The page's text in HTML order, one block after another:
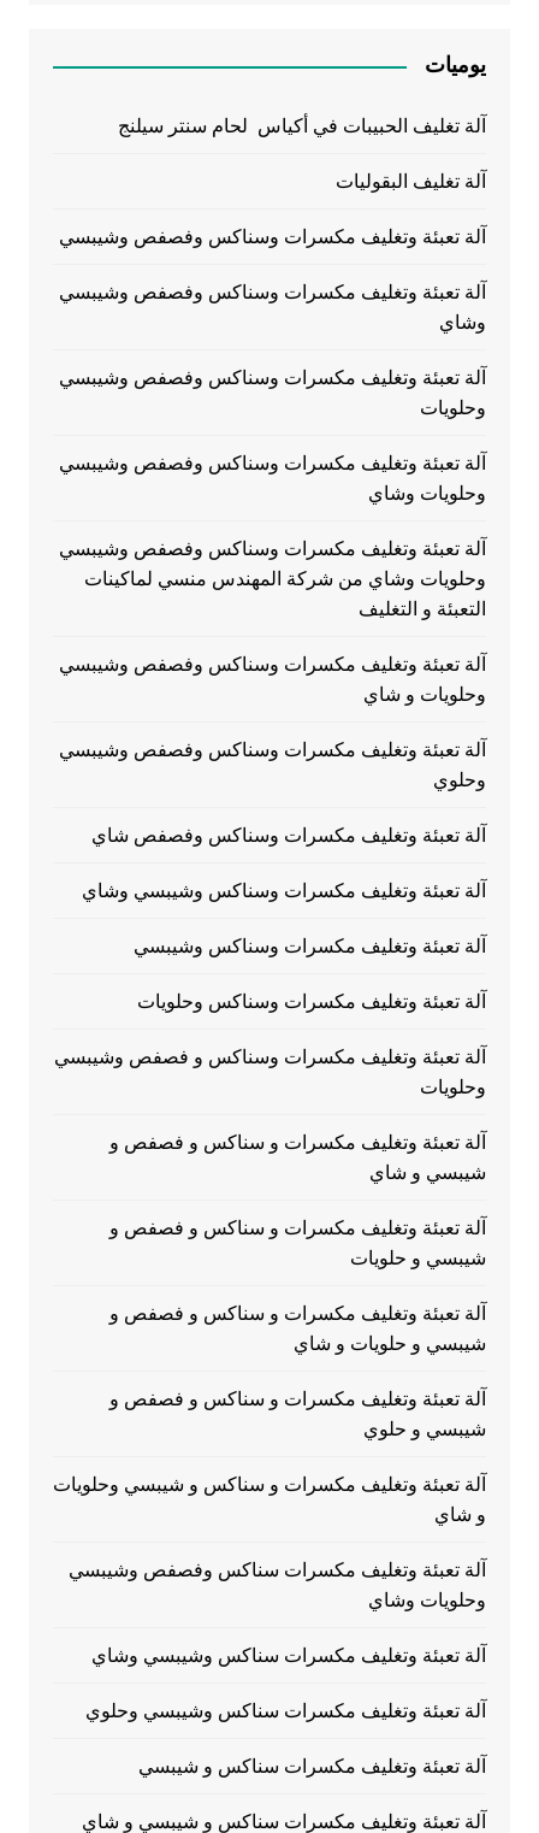
يوميات
آلة تغليف الحبيبات في أكياس لحام سنتر سيلنج
آلة تغليف البقوليات
آلة تعبئة وتغليف مكسرات وسناكس وفصفص وشيبسي
آلة تعبئة وتغليف مكسرات وسناكس وفصفص وشيبسي
وشاي
آلة تعبئة وتغليف مكسرات وسناكس وفصفص وشيبسي
وحلويات
آلة تعبئة وتغليف مكسرات وسناكس وفصفص وشيبسي
وحلويات وشاي
آلة تعبئة وتغليف مكسرات وسناكس وفصفص وشيبسي
وحلويات وشاي من شركة المهندس منسي لماكينات
التعبئة و التغليف
آلة تعبئة وتغليف مكسرات وسناكس وفصفص وشيبسي
وحلويات و شاي
آلة تعبئة وتغليف مكسرات وسناكس وفصفص وشيبسي
وحلوي
آلة تعبئة وتغليف مكسرات وسناكس وفصفص شاي
آلة تعبئة وتغليف مكسرات وسناكس وشيبسي وشاي
آلة تعبئة وتغليف مكسرات وسناكس وشيبسي
آلة تعبئة وتغليف مكسرات وسناكس وحلويات
آلة تعبئة وتغليف مكسرات وسناكس و فصفص وشيبسي
وحلويات
آلة تعبئة وتغليف مكسرات و سناكس و فصفص و
شيبسي و شاي
آلة تعبئة وتغليف مكسرات و سناكس و فصفص و
شيبسي و حلويات
آلة تعبئة وتغليف مكسرات و سناكس و فصفص و
شيبسي و حلويات و شاي
آلة تعبئة وتغليف مكسرات و سناكس و فصفص و
شيبسي و حلوي
آلة تعبئة وتغليف مكسرات و سناكس و شيبسي وحلويات
و شاي
آلة تعبئة وتغليف مكسرات سناكس وفصفص وشيبسي
وحلويات وشاي
آلة تعبئة وتغليف مكسرات سناكس وشيبسي وشاي
آلة تعبئة وتغليف مكسرات سناكس وشيبسي وحلوي
آلة تعبئة وتغليف مكسرات سناكس و شيبسي
آلة تعبئة وتغليف مكسرات سناكس و شيبسي و شاي